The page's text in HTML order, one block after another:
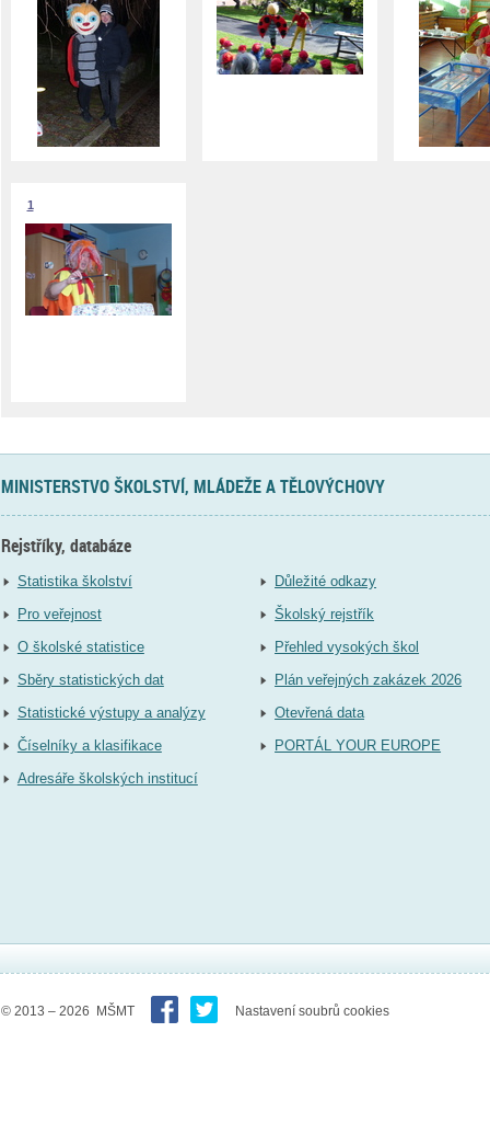
1
MINISTERSTVO ŠKOLSTVÍ, MLÁDEŽE A TĚLOVÝCHOVY
Rejstříky, databáze
Statistika školství
Pro veřejnost
O školské statistice
Sběry statistických dat
Statistické výstupy a analýzy
Číselníky a klasifikace
Adresáře školských institucí
Důležité odkazy
Školský rejstřík
Přehled vysokých škol
Plán veřejných zakázek 2026
Otevřená data
PORTÁL YOUR EUROPE
© 2013 – 2026 MŠMT Nastavení soubrů cookies